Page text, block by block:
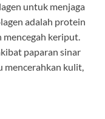
untuk menjaga
adalah protein
keriput.
paparan sinar
mencerahkan kulit,